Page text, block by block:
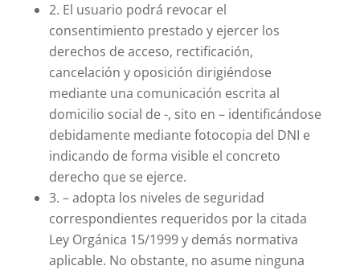
2. El usuario podrá revocar el
consentimiento prestado y ejercer los
derechos de acceso, rectificación,
cancelación y oposición dirigiéndose
mediante una comunicación escrita al
domicilio social de -, sito en – identificándose
debidamente mediante fotocopia del DNI e
indicando de forma visible el concreto
derecho que se ejerce.
3. – adopta los niveles de seguridad
correspondientes requeridos por la citada
Ley Orgánica 15/1999 y demás normativa
aplicable. No obstante, no asume ninguna